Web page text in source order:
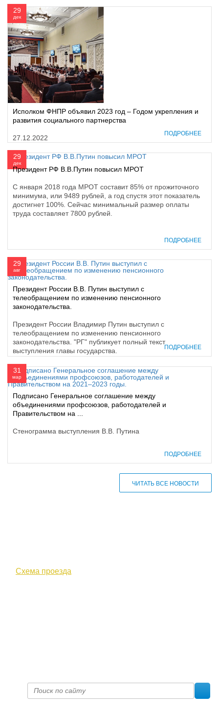
29
дек
Исполком ФНПР объявил 2023 год – Годом укрепления и
развития социального партнерства
27.12.2022
ПОДРОБНЕЕ
29
дек
Президент РФ В.В.Путин повысил МРОТ
С января 2018 года МРОТ составит 85% от прожиточного
минимума, или 9489 рублей, а год спустя этот показатель
достигнет 100%. Сейчас минимальный размер оплаты
труда составляет 7800 рублей.
ПОДРОБНЕЕ
29
авг
Президент России В.В. Путин выступил с
телеобращением по изменению пенсионного
законодательства.
Президент России Владимир Путин выступил с
телеобращением по изменению пенсионного
законодательства. "РГ" публикует полный текст
выступления главы государства.
ПОДРОБНЕЕ
31
мар
Подписано Генеральное соглашение между
объединениями профсоюзов, работодателей и
Правительством на ...
Стенограмма выступления В.В. Путина
ПОДРОБНЕЕ
ЧИТАТЬ ВСЕ НОВОСТИ
Схема проезда